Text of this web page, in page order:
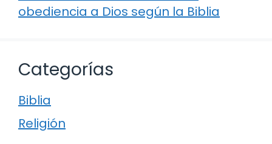
obediencia a Dios según la Biblia
Categorías
Biblia
Religión